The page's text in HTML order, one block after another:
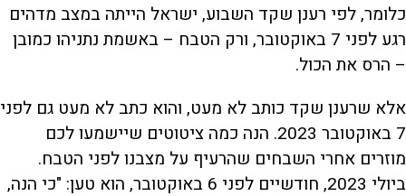
כלומר, לפי רענן שקד השבוע, ישראל הייתה במצב מדהים
רגע לפני 7 באוקטובר, ורק הטבח – באשמת נתניהו כמובן
– הרס את הכול.
אלא שרענן שקד כותב לא מעט, והוא כתב לא מעט גם לפני
7 באוקטובר 2023. הנה כמה ציטוטים שיישמעו לכם
מוזרים אחרי השבחים שהרעיף על מצבנו לפני הטבח.
ביולי 2023, חודשיים לפני 6 באוקטובר, הוא טען: "כי הנה,